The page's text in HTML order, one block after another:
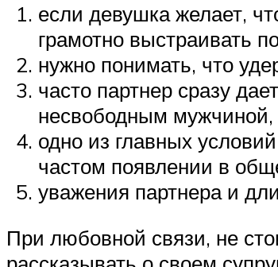
если девушка желает,
грамотно выстраивать
нужно понимать, что
часто партнер сразу
несвободным мужчиной,
одно из главных
частом появлении в
уважения партнера и
При любовной связи, не